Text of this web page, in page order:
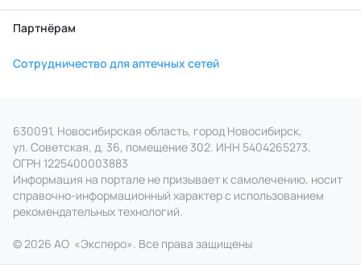
Партнёрам
Сотрудничество для аптечных сетей
630091, Новосибирская область, город Новосибирск,
ул. Советская, д. 36, помещение 302. ИНН 5404265273,
ОГРН 1225400003883
Информация на портале не призывает к самолечению, носит
справочно‑информационный характер с использованием
рекомендательных технологий.
© 2026 АО «Эксперо». Все права защищены